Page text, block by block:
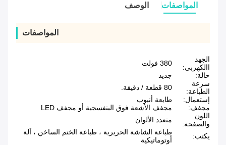
المواصفات الوصف
المواصفات
الجهد
االكهربى:
380 فولت
حالة:
جديد
سرعة
الطباعة:
80 قطعة / دقيقة.
إستعمال:
طابعة أنبوب
مجفف:
مجفف الأشعة فوق البنفسجية أو مجفف LED
اللون
والصفحة:
متعدد الألوان
يكتب:
طباعة الشاشة الحريرية ، طباعة الختم الساخن ، آلة
أوتوماتيكية